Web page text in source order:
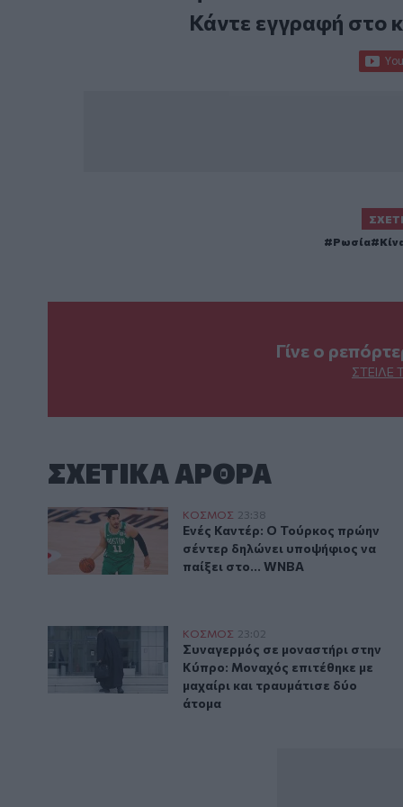
Κάντε εγγραφή στο
Ρωσία
Γίνε ο
ΣΤΕΊΛΕ
ΣΧΕΤΙΚA AΡΘΡΑ
Ενές Καντέρ: Ο Τούρκος πρώην σέντερ δηλώνει
ΚΟΣΜΟΣ 23:38
Ενές Καντέρ: Ο Τούρκος πρώην
Ενές Καντέρ: Ο Τούρκος πρώην
σέντερ δηλώνει υποψήφιος να
παίξει στο... WNBA
Συναγερμός σε μοναστήρι στην Κύπρο: Μοναχός
ΚΟΣΜΟΣ 23:02
Συναγερμός σε μοναστήρι στην
Συναγερμός σε μοναστήρι στην
Κύπρο: Μοναχός επιτέθηκε με
μαχαίρι και τραυμάτισε δύο
άτομα